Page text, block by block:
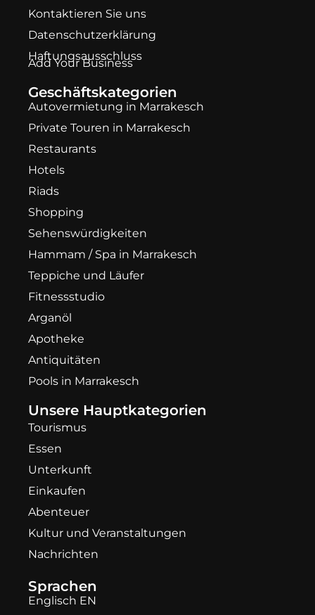
Kontaktieren Sie uns
Datenschutzerklärung
Haftungsausschluss
Add Your Business
Geschäftskategorien
Autovermietung in Marrakesch
Private Touren in Marrakesch
Restaurants
Hotels
Riads
Shopping
Sehenswürdigkeiten
Hammam / Spa in Marrakesch
Teppiche und Läufer
Fitnessstudio
Arganöl
Apotheke
Antiquitäten
Pools in Marrakesch
Unsere Hauptkategorien
Tourismus
Essen
Unterkunft
Einkaufen
Abenteuer
Kultur und Veranstaltungen
Nachrichten
Sprachen
Englisch EN